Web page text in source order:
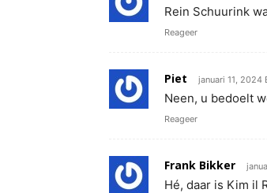
Rein Schuurink
Reageer
Piet januari 11, 2024
Neen, u bedoelt
Reageer
Frank Bikker
Hé, daar is Kim il